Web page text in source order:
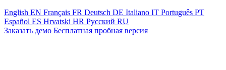
English EN Français FR Deutsch DE Italiano IT Português PT
Español ES Hrvatski HR Русский RU
Заказать демо Бесплатная пробная версия